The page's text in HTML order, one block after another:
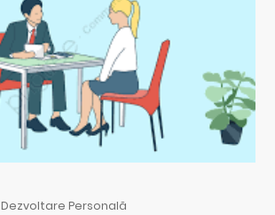
Dezvoltare Personală